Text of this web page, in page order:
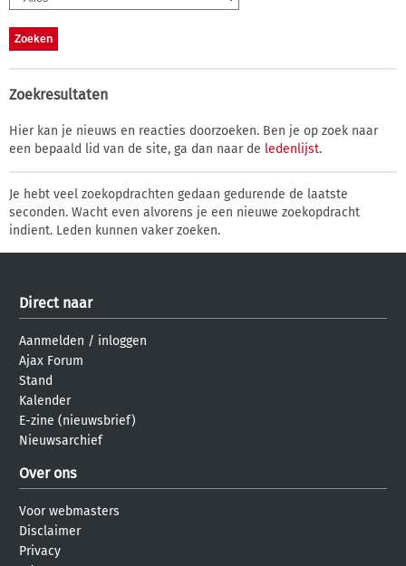
Zoekresultaten
Hier kan je nieuws en reacties doorzoeken. Ben je op zoek naar
een bepaald lid van de site, ga dan naar de ledenlijst.
Je hebt veel zoekopdrachten gedaan gedurende de laatste
seconden. Wacht even alvorens je een nieuwe zoekopdracht
indient. Leden kunnen vaker zoeken.
Direct naar
Aanmelden / inloggen
Ajax Forum
Stand
Kalender
E-zine (nieuwsbrief)
Nieuwsarchief
Over ons
Voor webmasters
Disclaimer
Privacy